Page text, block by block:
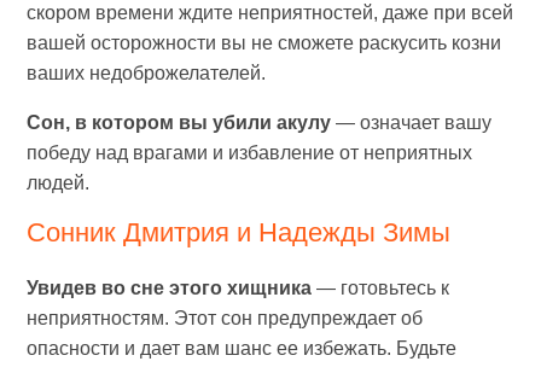
скором времени ждите неприятностей, даже при всей
вашей осторожности вы не сможете раскусить козни
ваших недоброжелателей.
Сон, в котором вы убили акулу — означает вашу
победу над врагами и избавление от неприятных
людей.
Сонник Дмитрия и Надежды Зимы
Увидев во сне этого хищника — готовьтесь к
неприятностям. Этот сон предупреждает об
опасности и дает вам шанс ее избежать. Будьте